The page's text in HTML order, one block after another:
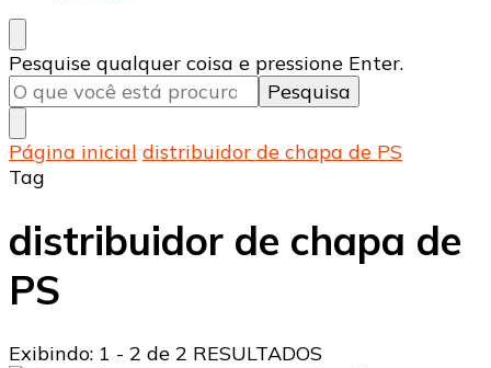
Procurando
algo?
Pesquise qualquer coisa e pressione Enter.
Página inicial distribuidor de chapa de PS
Tag
distribuidor de chapa de
PS
Exibindo: 1 - 2 de 2 RESULTADOS